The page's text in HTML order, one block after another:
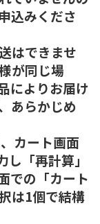
込みくださ
はできませ
が同じ場
によりお届け
あらかじめ
カート画面
「再計算」
での「カート
は1個で結構